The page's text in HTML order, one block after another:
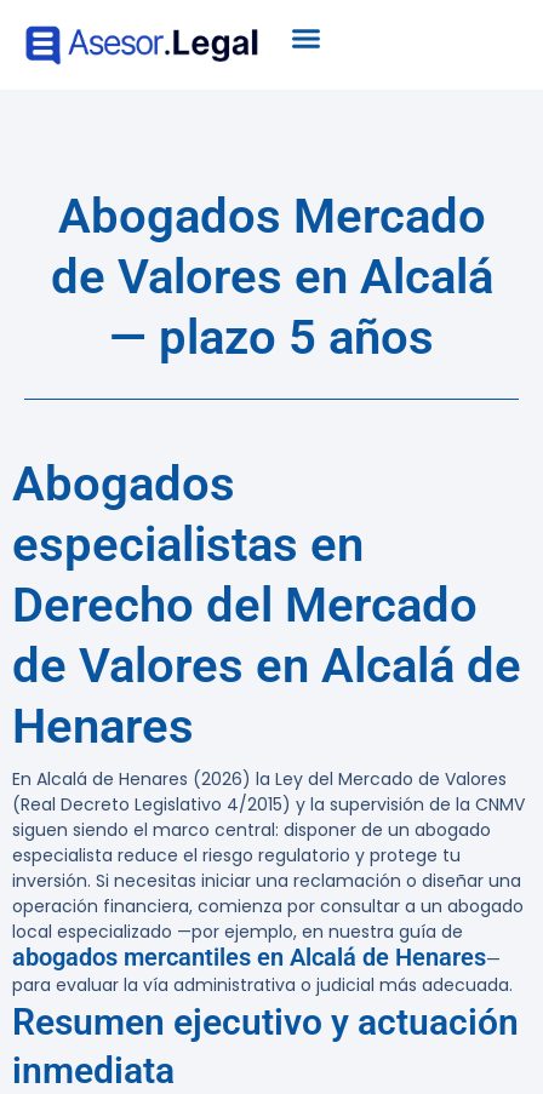
Abogados Mercado
de Valores en Alcalá
— plazo 5 años
Abogados
especialistas en
Derecho del Mercado
de Valores en Alcalá de
Henares
En Alcalá de Henares (2026) la Ley del Mercado de Valores
(Real Decreto Legislativo 4/2015) y la supervisión de la CNMV
siguen siendo el marco central: disponer de un abogado
especialista reduce el riesgo regulatorio y protege tu
inversión. Si necesitas iniciar una reclamación o diseñar una
operación financiera, comienza por consultar a un abogado
local especializado —por ejemplo, en nuestra guía de
abogados mercantiles en Alcalá de Henares—
para evaluar la vía administrativa o judicial más adecuada.
Resumen ejecutivo y actuación
inmediata